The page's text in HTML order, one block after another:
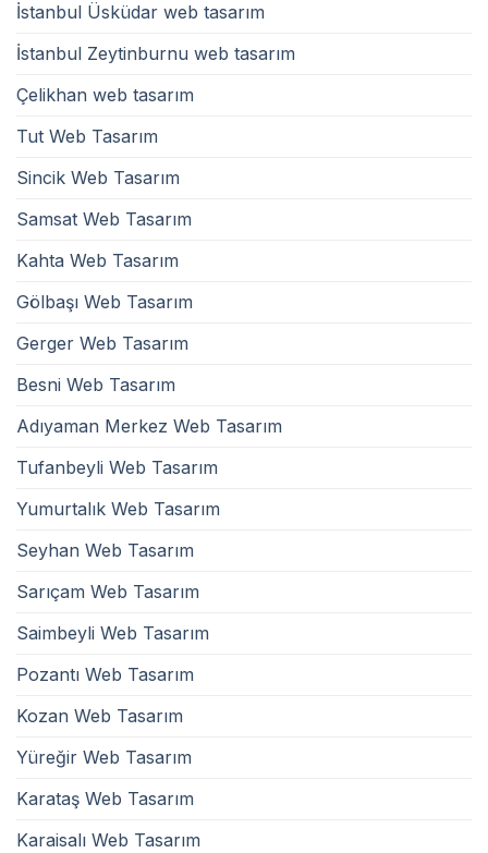
İstanbul Üsküdar web tasarım
İstanbul Zeytinburnu web tasarım
Çelikhan web tasarım
Tut Web Tasarım
Sincik Web Tasarım
Samsat Web Tasarım
Kahta Web Tasarım
Gölbaşı Web Tasarım
Gerger Web Tasarım
Besni Web Tasarım
Adıyaman Merkez Web Tasarım
Tufanbeyli Web Tasarım
Yumurtalık Web Tasarım
Seyhan Web Tasarım
Sarıçam Web Tasarım
Saimbeyli Web Tasarım
Pozantı Web Tasarım
Kozan Web Tasarım
Yüreğir Web Tasarım
Karataş Web Tasarım
Karaisalı Web Tasarım